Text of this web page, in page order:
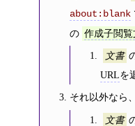
about:blank
の 作成子閲覧
文書
URLを
それ以外なら、
文書